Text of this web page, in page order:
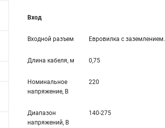
Вход
Входной разъем Евровилка с
Длина кабеля, м 0,75
Номинальное
напряжение, В
220
Диапазон
напряжений, В
140-275